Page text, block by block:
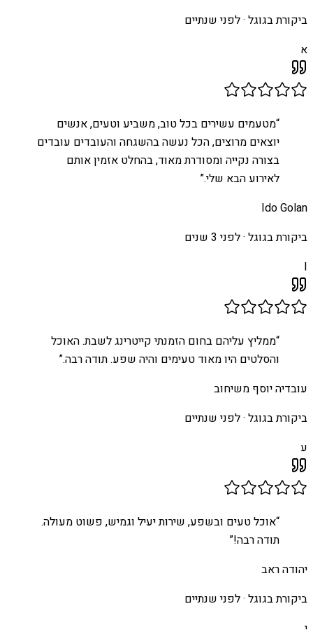
ביקורת בגוגל ·לפני שנתיים
א
“מטעמים עשירים בכל טוב, משביע וטעים, אנשים
יוצאים מרוצים, הכל נעשה בהשגחה והעובדים עובדים
בצורה נקייה ומסודרת מאוד, בהחלט אזמין אותם
לאירוע הבא שלי.”
Ido Golan
ביקורת בגוגל ·לפני 3 שנים
I
“ממליץ עליהם בחום הזמנתי קייטרינג לשבת. האוכל
והסלטים היו מאוד טעימים והיה שפע. תודה רבה.”
עובדיה יוסף משיחוב
ביקורת בגוגל ·לפני שנתיים
ע
“אוכל טעים ובשפע, שירות יעיל וגמיש, פשוט מעולה.
תודה רבה!”
יהודה ראב
ביקורת בגוגל ·לפני שנתיים
י